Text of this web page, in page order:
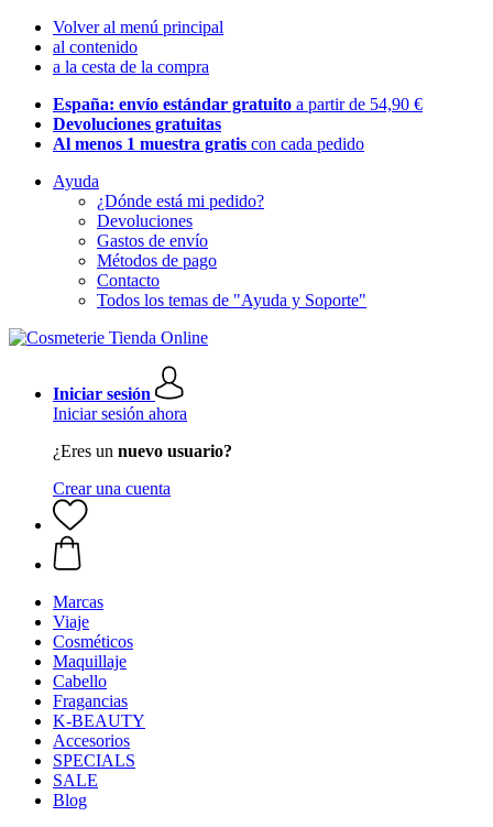
Volver al menú principal
al contenido
a la cesta de la compra
España: envío estándar gratuito a partir de 54,90 €
Devoluciones gratuitas
Al menos 1 muestra gratis con cada pedido
Ayuda
¿Dónde está mi pedido?
Devoluciones
Gastos de envío
Métodos de pago
Contacto
Todos los temas de "Ayuda y Soporte"
Iniciar sesión
Iniciar sesión ahora
¿Eres un nuevo usuario?
Crear una cuenta
Marcas
Viaje
Cosméticos
Maquillaje
Cabello
Fragancias
K-BEAUTY
Accesorios
SPECIALS
SALE
Blog